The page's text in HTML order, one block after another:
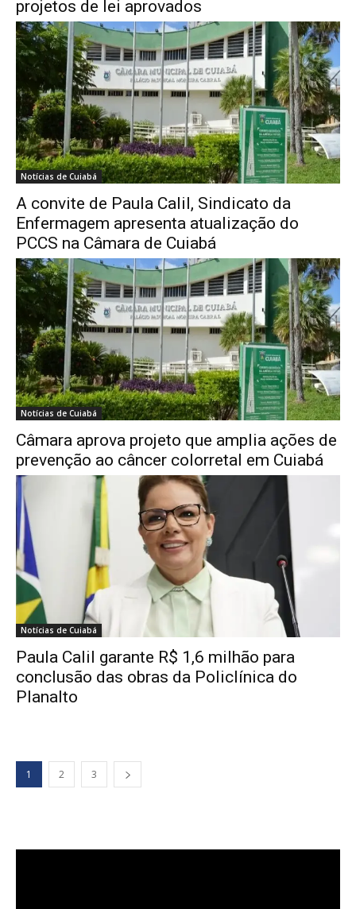
projetos de lei aprovados
Notícias de Cuiabá
A convite de Paula Calil, Sindicato da
Enfermagem apresenta atualização do
PCCS na Câmara de Cuiabá
Notícias de Cuiabá
Câmara aprova projeto que amplia ações de
prevenção ao câncer colorretal em Cuiabá
Notícias de Cuiabá
Paula Calil garante R$ 1,6 milhão para
conclusão das obras da Policlínica do
Planalto
1 2 3